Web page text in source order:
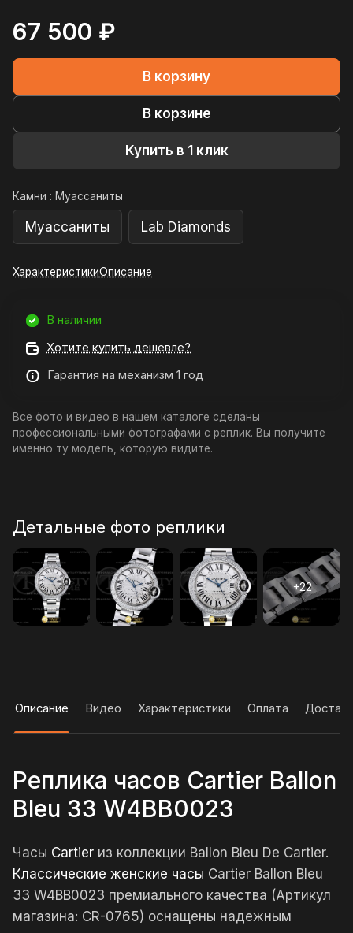
67 500 ₽
В корзину
В корзине
Купить в 1 клик
Камни : Муассаниты
Муассаниты Lab Diamonds
ХарактеристикиОписание
В наличии
Хотите купить дешевле?
Гарантия на механизм 1 год
Все фото и видео в нашем каталоге сделаны
профессиональными фотографами с реплик. Вы получите
именно ту модель, которую видите.
Детальные фото реплики
Описание Видео Характеристики Оплата
Реплика часов Cartier Ballon
Bleu 33 W4BB0023
Часы Cartier из коллекции Ballon Bleu De Cartier.
Классические женские часы Cartier Ballon Bleu
33 W4BB0023 премиального качества (Артикул
магазина: CR-0765) оснащены надежным